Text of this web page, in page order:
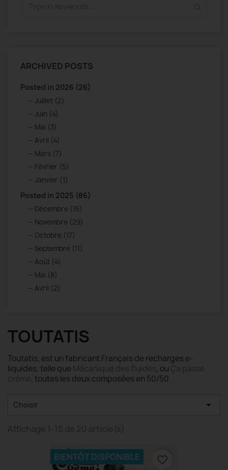
ARCHIVED POSTS
Posted in 2026 (26)
Juillet (2)
Juin (4)
Mai (3)
Avril (4)
Mars (7)
Février (5)
Janvier (1)
Posted in 2025 (86)
Décembre (15)
Novembre (29)
Octobre (17)
Septembre (11)
Août (4)
Mai (8)
Avril (2)
TOUTATIS
Toutatis, est un fabricant Français de recharges e-
liquides, telle que Mécanique des fluides, ou Ça passe
crème, toutes les deux composées en 50/50.
Choisir 
Affichage 1-15 de 20 article(s)
BIENTÔT DISPONIBLE favorite_border